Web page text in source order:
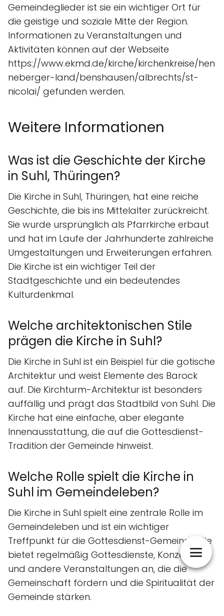
Gemeindeglieder ist sie ein wichtiger Ort für
die geistige und soziale Mitte der Region.
Informationen zu Veranstaltungen und
Aktivitäten können auf der Webseite
https://www.ekmd.de/kirche/kirchenkreise/hen
neberger-land/benshausen/albrechts/st-
nicolai/ gefunden werden.
Weitere Informationen
Was ist die Geschichte der Kirche
in Suhl, Thüringen?
Die Kirche in Suhl, Thüringen, hat eine reiche
Geschichte, die bis ins Mittelalter zurückreicht.
Sie wurde ursprünglich als Pfarrkirche erbaut
und hat im Laufe der Jahrhunderte zahlreiche
Umgestaltungen und Erweiterungen erfahren.
Die Kirche ist ein wichtiger Teil der
Stadtgeschichte und ein bedeutendes
Kulturdenkmal.
Welche architektonischen Stile
prägen die Kirche in Suhl?
Die Kirche in Suhl ist ein Beispiel für die gotische
Architektur und weist Elemente des Barock
auf. Die Kirchturm-Architektur ist besonders
auffällig und prägt das Stadtbild von Suhl. Die
Kirche hat eine einfache, aber elegante
Innenausstattung, die auf die Gottesdienst-
Tradition der Gemeinde hinweist.
Welche Rolle spielt die Kirche in
Suhl im Gemeindeleben?
Die Kirche in Suhl spielt eine zentrale Rolle im
Gemeindeleben und ist ein wichtiger
Treffpunkt für die Gottesdienst-Gemeinde. Sie
bietet regelmäßig Gottesdienste, Konzerte
und andere Veranstaltungen an, die die
Gemeinschaft fördern und die Spiritualität der
Gemeinde stärken.